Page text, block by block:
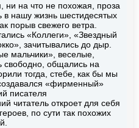
ни на что не похожая, проза
в нашу жизнь шестидесятых
порыв свежего ветра.
«Коллеги», «Звездный
зачитывались до дыр.
мальчики», веселые,
свободно, общались на
тогда, стебе, как бы мы
«фирменный»
писателя
читатель откроет для себя
по сути так похожих